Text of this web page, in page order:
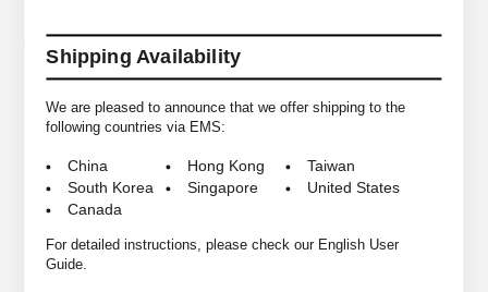
Shipping Availability
We are pleased to announce that we offer shipping to the
following countries via EMS:
China Hong Kong
Taiwan
South Korea
Singapore
United States
Canada
For detailed instructions, please check our English User
Guide.
$139.48
します。
こちらの「Blank Collection」では道具として使われてきた様々な種類の
バッグからデザインや色を加えずサイズのバリエーションを増やし再構築
しています。